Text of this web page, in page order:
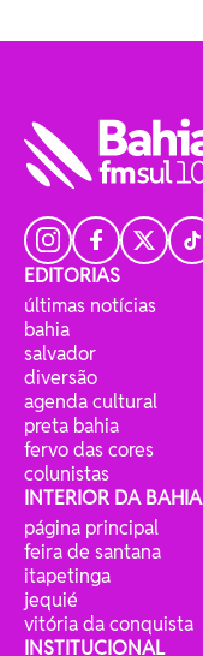
EDITORIAS
últimas notícias
bahia
salvador
diversão
agenda cultural
preta bahia
fervo das cores
colunistas
INTERIOR DA BAHIA
página principal
feira de santana
itapetinga
jequié
vitória da conquista
INSTITUCIONAL